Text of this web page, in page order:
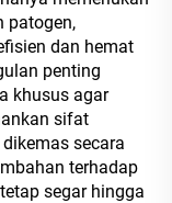
patogen,
dan hemat
penting
khusus agar
sifat
secara
terhadap
segar hingga